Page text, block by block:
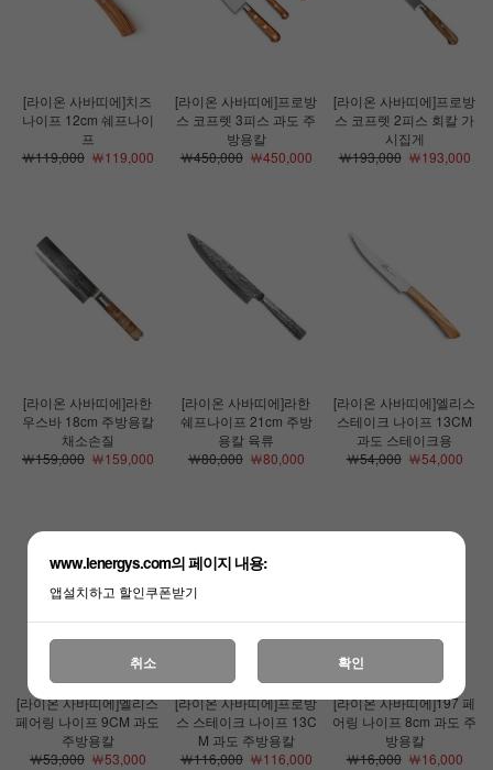
[라이온 사바띠에]치즈
나이프 12cm 쉐프나이
프
￦119,000￦119,000
[라이온 사바띠에]프로방
스 코프렛 3피스 과도 주
방용칼
￦450,000￦450,000
[라이온 사바띠에]프로방
스 코프렛 2피스 회칼 가
시집게
￦193,000￦193,000
[라이온 사바띠에]라한
우스바 18cm 주방용칼
채소손질
￦159,000￦159,000
[라이온 사바띠에]라한
쉐프나이프 21cm 주방
용칼 육류
￦80,000￦80,000
[라이온 사바띠에]엘리스
스테이크 나이프 13CM
과도 스테이크용
￦54,000￦54,000
[라이온 사바띠에]엘리스
페어링 나이프 9CM 과도
주방용칼
￦53,000￦53,000
[라이온 사바띠에]프로방
스 스테이크 나이프 13C
M 과도 주방용칼
￦116,000￦116,000
[라이온 사바띠에]197 페
어링 나이프 8cm 과도 주
방용칼
￦16,000￦16,000
www.lenergys.com의 페이지 내용:
앱설치하고 할인쿠폰받기
취소 확인